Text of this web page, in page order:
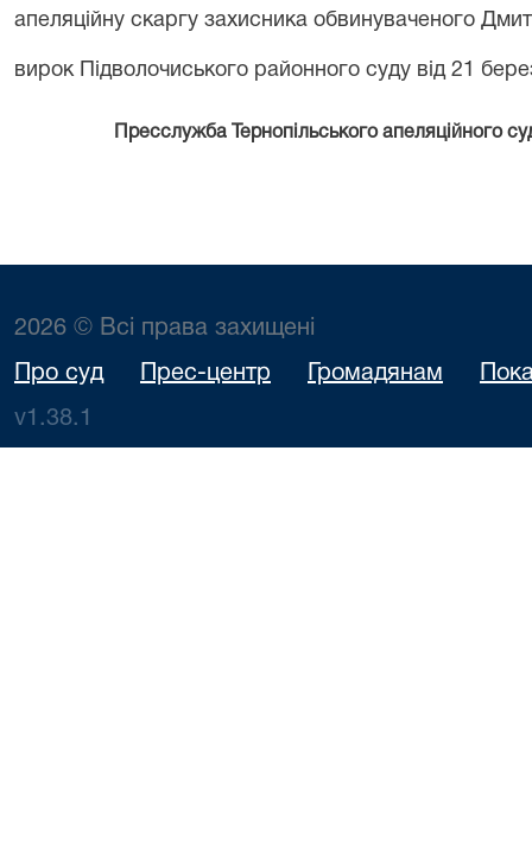
апеляційну скаргу захисника обвинуваченого
вирок Підволочиського районного суду від 21
Пресслужба Тернопільського апеляційного
2026 © Всі права захищені
Про суд Прес-центр Громадянам
v1.38.1